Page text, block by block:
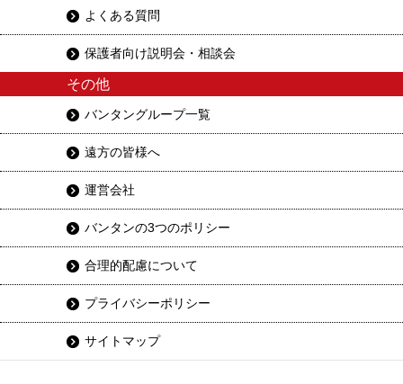
よくある質問
保護者向け説明会・相談会
その他
バンタングループ一覧
遠方の皆様へ
運営会社
バンタンの3つのポリシー
合理的配慮について
プライバシーポリシー
サイトマップ